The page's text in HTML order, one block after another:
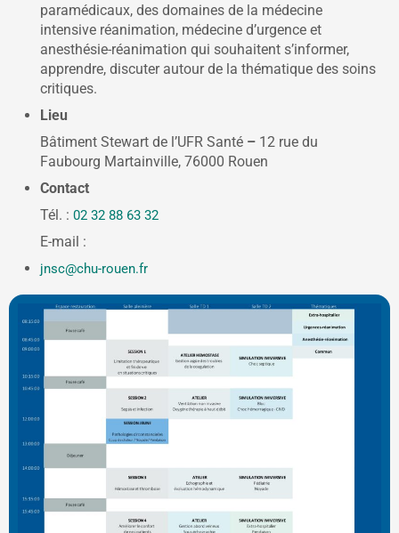
paramédicaux, des domaines de la médecine
intensive réanimation, médecine d’urgence et
anesthésie-réanimation qui souhaitent s’informer,
apprendre, discuter autour de la thématique des soins
critiques.
Lieu
Bâtiment Stewart de l’UFR Santé – 12 rue du
Faubourg Martainville, 76000 Rouen
Contact
Tél. : 02 32 88 63 32
E-mail :
jnsc@chu-rouen.fr